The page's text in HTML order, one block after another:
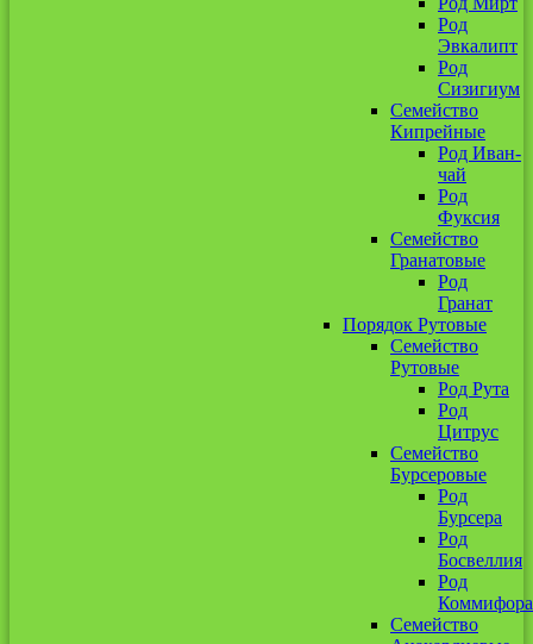
Род
Эвкалипт
Род
Сизигиум
Семейство
Кипрейные
Род Иван-
чай
Род
Фуксия
Семейство
Гранатовые
Род
Гранат
Порядок Рутовые
Семейство
Рутовые
Род Рута
Род
Цитрус
Семейство
Бурсеровые
Род
Бурсера
Род
Босвеллия
Род
Коммифора
Семейство